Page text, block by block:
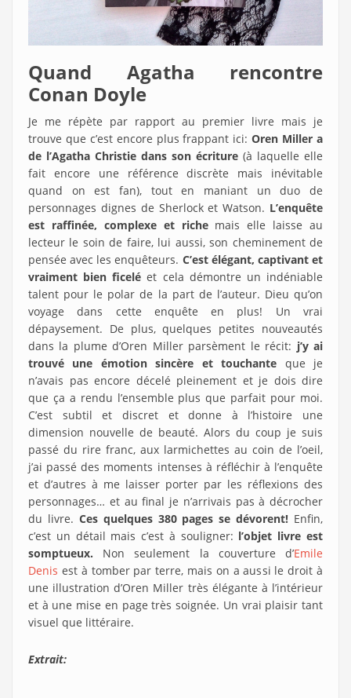
Quand Agatha rencontre
Conan Doyle
Je me répète par rapport au premier livre mais je
trouve que c’est encore plus frappant ici:Oren Miller a
de l’Agatha Christie dans son écriture (à laquelle elle
fait encore une référence discrète mais inévitable
quand on est fan), tout en maniant un duo de
personnages dignes de Sherlock et Watson. L’enquête
est raffinée, complexe et riche mais elle laisse au
lecteur le soin de faire, lui aussi, son cheminement de
pensée avec les enquêteurs. C’est élégant, captivant et
vraiment bien ficelé et cela démontre un indéniable
talent pour le polar de la part de l’auteur. Dieu qu’on
voyage dans cette enquête en plus! Un vrai
dépaysement. De plus, quelques petites nouveautés
dans la plume d’Oren Miller parsèment le récit: j’y ai
trouvé une émotion sincère et touchante que je
n’avais pas encore décelé pleinement et je dois dire
que ça a rendu l’ensemble plus que parfait pour moi.
C’est subtil et discret et donne à l’histoire une
dimension nouvelle de beauté. Alors du coup je suis
passé du rire franc, aux larmichettes au coin de l’oeil,
j’ai passé des moments intenses à réfléchir à l’enquête
et d’autres à me laisser porter par les réflexions des
personnages… et au final je n’arrivais pas à décrocher
du livre. Ces quelques 380 pages se dévorent! Enfin,
c’est un détail mais c’est à souligner: l’objet livre est
somptueux. Non seulement la couverture d’Emile
Denis est à tomber par terre, mais on a aussi le droit à
une illustration d’Oren Miller très élégante à l’intérieur
et à une mise en page très soignée. Un vrai plaisir tant
visuel que littéraire.
Extrait: